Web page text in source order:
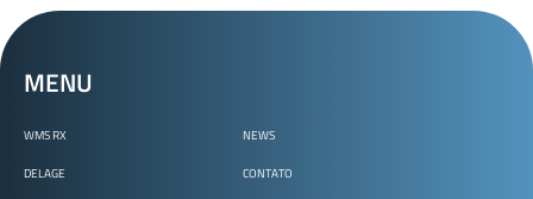
MENU
WMS RX
DELAGE
NEWS
CONTATO